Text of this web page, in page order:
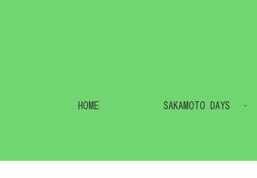
HOME SAKAMOTO DAYS